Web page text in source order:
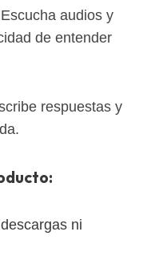
audios y
de entender
respuestas y
ni